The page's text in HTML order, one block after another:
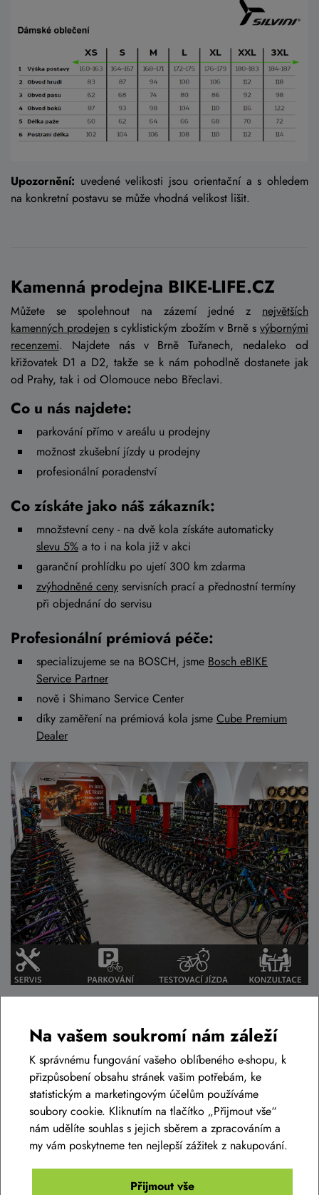
Upozornění: uvedené velikosti jsou orientační a s ohledem
na konkretní postavu se může vhodná velikost lišit.
Kamenná prodejna BIKE-LIFE.CZ
Můžete se spolehnout na zázemí jedné z největších
kamenných prodejen s cyklistickým zbožím v Brně s výbornými
recenzemi. Najdete nás v Brně Tuřanech, nedaleko od
křižovatek D1 a D2, takže se k nám pohodlně dostanete jak
od Prahy, tak i od Olomouce nebo Břeclavi.
Co u nás najdete:
parkování přímo v areálu u prodejny
možnost zkušební jízdy u prodejny
profesionální poradenství
Co získáte jako náš zákazník:
množstevní ceny - na dvě kola získáte automaticky
slevu 5% a to i na kola již v akci
garanční prohlídku po ujetí 300 km zdarma
zvýhodněné ceny servisních prací a přednostní termíny
při objednání do servisu
Profesionální prémiová péče:
specializujeme se na BOSCH, jsme Bosch eBIKE
Service Partner
nově i Shimano Service Center
díky zaměření na prémiová kola jsme Cube Premium
Dealer
Podobné zboží v této cenové relaci
AKCE -46% LIKVIDACE
Na vašem soukromí nám záleží
K správnému fungování vašeho oblíbeného e-shopu, k
přizpůsobení obsahu stránek vašim potřebám, ke
statistickým a marketingovým účelům používáme
soubory cookie. Kliknutím na tlačítko „Přijmout vše“
nám udělíte souhlas s jejich sběrem a zpracováním a
my vám poskytneme ten nejlepší zážitek z nakupování.
Přijmout vše